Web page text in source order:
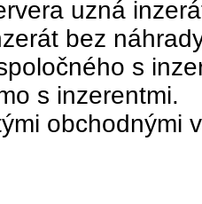
uzná
bez
s
s inzerentmi.
obchodnými